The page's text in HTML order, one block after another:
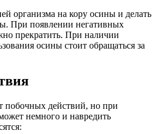
организма на кору осины и делать
При появлении негативных
прекратить. При наличии
осины стоит обращаться за
побочных действий, но при
немного и навредить